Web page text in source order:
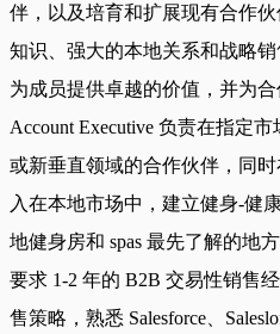
伴，以及培育和扩展现有合作
知识、强大的本地关系和战略
为成员提供卓越的价值，并为
Account Executive 负责在指定
或新垂直领域的合作伙伴，同
入在本地市场中，建立健身-健
地健身房和 spas 最先了解的地
要求 1-2 年的 B2B 交易性销售
售策略，熟悉 Salesforce、